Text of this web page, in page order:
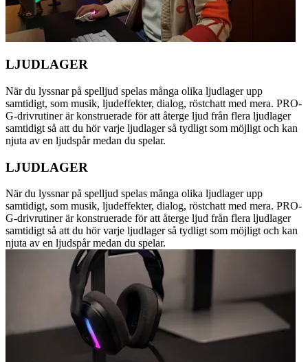
LJUDLAGER
När du lyssnar på spelljud spelas många olika ljudlager upp
samtidigt, som musik, ljudeffekter, dialog, röstchatt med mera. PRO-
G-drivrutiner är konstruerade för att återge ljud från flera ljudlager
samtidigt så att du hör varje ljudlager så tydligt som möjligt och kan
njuta av en ljudspår medan du spelar.
LJUDLAGER
När du lyssnar på spelljud spelas många olika ljudlager upp
samtidigt, som musik, ljudeffekter, dialog, röstchatt med mera. PRO-
G-drivrutiner är konstruerade för att återge ljud från flera ljudlager
samtidigt så att du hör varje ljudlager så tydligt som möjligt och kan
njuta av en ljudspår medan du spelar.